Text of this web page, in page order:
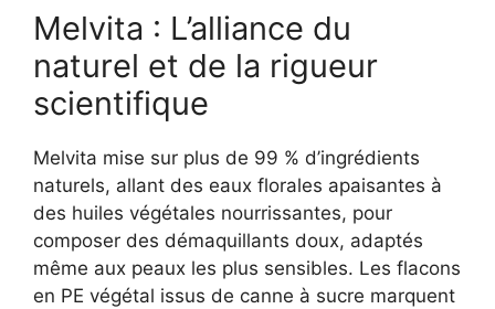
Melvita : L’alliance du
naturel et de la rigueur
scientifique
Melvita mise sur plus de 99 % d’ingrédients
naturels, allant des eaux florales apaisantes à
des huiles végétales nourrissantes, pour
composer des démaquillants doux, adaptés
même aux peaux les plus sensibles. Les flacons
en PE végétal issus de canne à sucre marquent